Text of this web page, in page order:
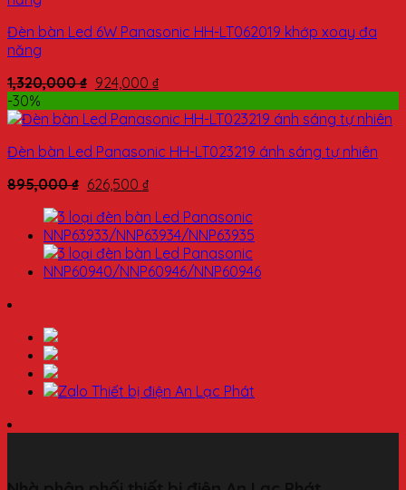
Đèn bàn Led 6W Panasonic HH-LT062019 khớp xoay đa
năng
1,320,000₫ 924,000 ₫
-30%
Đèn bàn Led Panasonic HH-LT023219 ánh sáng tự nhiên
895,000₫ 626,500 ₫